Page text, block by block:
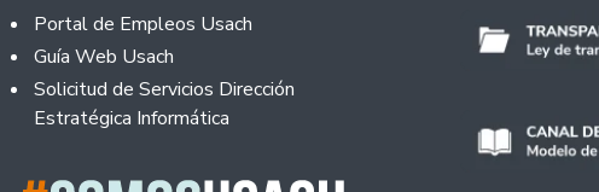
Portal de Empleos Usach
Guía Web Usach
Solicitud de Servicios Dirección
Estratégica Informática